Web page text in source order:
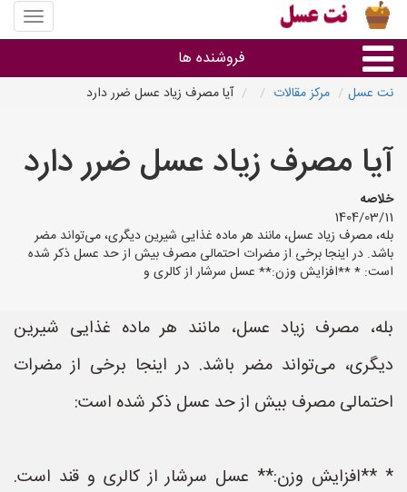
منوی
سایت
عسل
فروشنده ها
استان ها
نت عسل مرکز مقالات آیا مصرف زیاد عسل ضرر دارد
آیا مصرف زیاد عسل ضرر دارد
خلاصه
1404/03/11
بله، مصرف زیاد عسل، مانند هر ماده غذایی شیرین دیگری، می‌تواند مضر
باشد. در اینجا برخی از مضرات احتمالی مصرف بیش از حد عسل ذکر شده
است: * **افزایش وزن:** عسل سرشار از کالری و
بله، مصرف زیاد عسل، مانند هر ماده غذایی شیرین
دیگری، می‌تواند مضر باشد. در اینجا برخی از مضرات
احتمالی مصرف بیش از حد عسل ذکر شده است:
* **افزایش وزن:** عسل سرشار از کالری و قند است.